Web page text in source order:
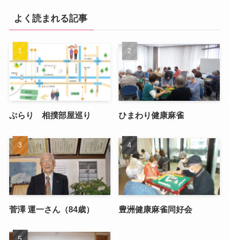
よく読まれる記事
ぶらり 相撲部屋巡り ひまわり健康麻雀
菅澤 運一さん（84歳） 豊洲健康麻雀同好会